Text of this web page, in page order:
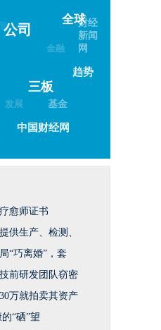
中国财经网
三板
公司
发展 基金
趋势
全球
金融
财经
新闻
网
愈师证书
供生产、检测、
“巧离婚”，套
前研发团队窃密
万就拍卖其资产
“硒”望